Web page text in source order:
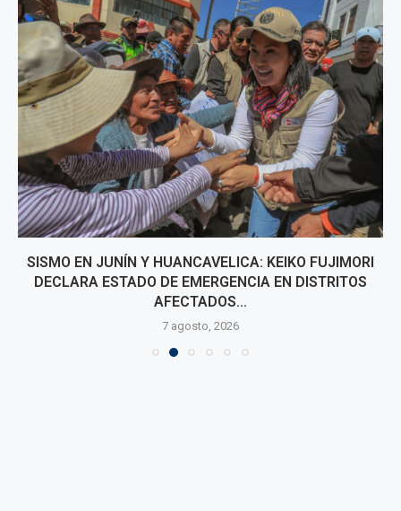
SISMO EN JUNÍN Y HUANCAVELICA: KEIKO FUJIMORI
DECLARA ESTADO DE EMERGENCIA EN DISTRITOS
AFECTADOS...
7 agosto, 2026